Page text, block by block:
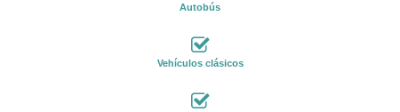
Autobús
Vehículos clásicos